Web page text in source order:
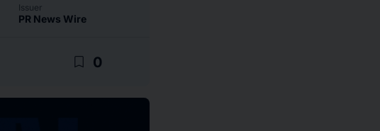
Issuer
PR News Wire
bookmark_border 0